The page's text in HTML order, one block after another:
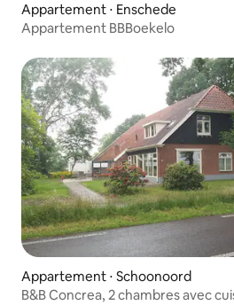
Appartement ⋅ Enschede
Appartement BBBoekelo
Appartement ⋅ Schoonoord
B&B Concrea, 2 chambres avec